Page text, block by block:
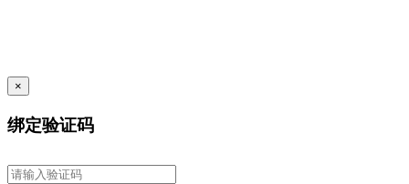
×
绑定验证码